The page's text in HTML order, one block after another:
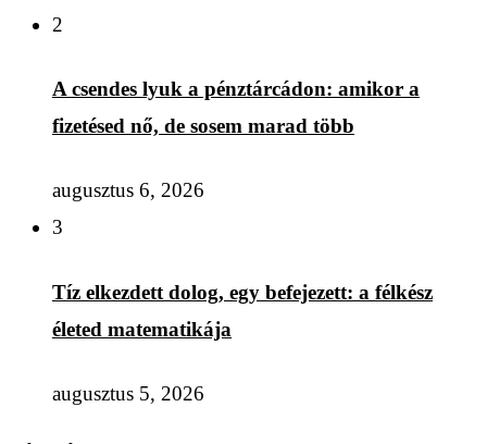
2
A csendes lyuk a pénztárcádon: amikor a
fizetésed nő, de sosem marad több
augusztus 6, 2026
3
Tíz elkezdett dolog, egy befejezett: a félkész
életed matematikája
augusztus 5, 2026